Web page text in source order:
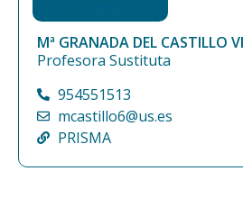
Mª GRANADA DEL CASTILLO
Profesora Sustituta
954551513
mcastillo6@us.es
PRISMA